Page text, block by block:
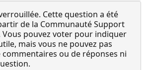
Cette question a été
de la Communauté Support
pouvez voter pour indiquer
mais vous ne pouvez pas
ou de réponses ni